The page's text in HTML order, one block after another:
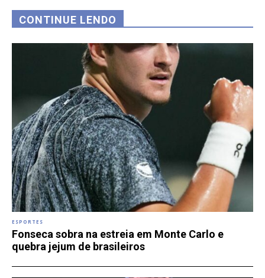
CONTINUE LENDO
ESPORTES
Fonseca sobra na estreia em Monte Carlo e
quebra jejum de brasileiros